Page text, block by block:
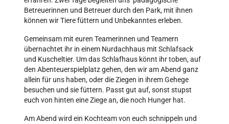
Betreuerinnen und Betreuer durch den Park, mit ihnen
können wir Tiere füttern und Unbekanntes erleben.
Gemeinsam mit euren Teamerinnen und Teamern
übernachtet ihr in einem Nurdachhaus mit Schlafsack
und Kuscheltier. Um das Schlafhaus könnt ihr toben, auf
den Abenteuerspielplatz gehen, den wir am Abend ganz
allein für uns haben, oder die Ziegen in ihrem Gehege
besuchen und sie füttern. Passt gut auf, sonst stupst
euch von hinten eine Ziege an, die noch Hunger hat.
Am Abend wird ein Kochteam von euch schnippeln und